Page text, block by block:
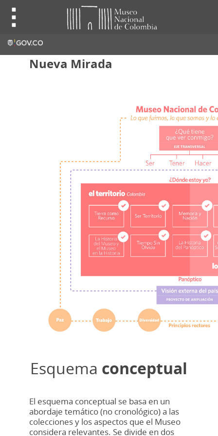
Nueva Mirada
Esquema conceptual
El esquema conceptual se basa en un
abordaje temático (no cronológico) a las
colecciones y los aspectos que el Museo
considera relevantes. Se divide en dos